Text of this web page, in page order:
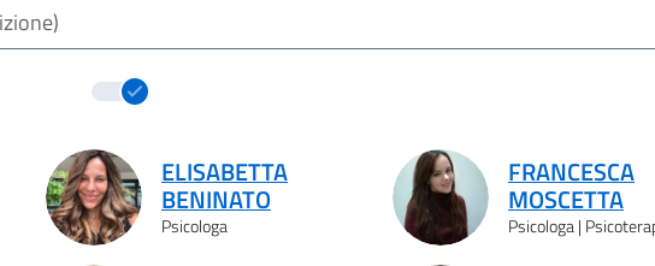
ELISABETTA
BENINATO
Psicologa
FRANCESCA
MOSCETTA
Psicologa |